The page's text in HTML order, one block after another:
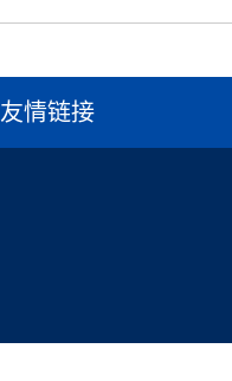
友情链接